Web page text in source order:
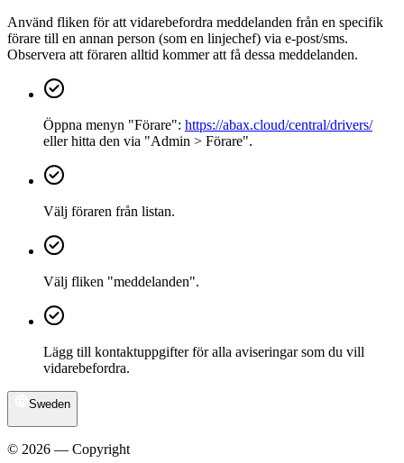
Använd fliken för att vidarebefordra meddelanden från en specifik
förare till en annan person (som en linjechef) via e-post/sms.
Observera att föraren alltid kommer att få dessa meddelanden.
Öppna menyn "Förare": https://abax.cloud/central/drivers/
eller hitta den via "Admin > Förare".
Välj föraren från listan.
Välj fliken "meddelanden".
Lägg till kontaktuppgifter för alla aviseringar som du vill
vidarebefordra.
Sweden
© 2026 — Copyright